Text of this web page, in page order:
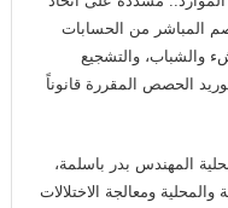
المباشر من الحسابات
والشباب، والتشجيع
الحصص المقررة قانوناً
المهندس بدر باسلمة،
ومعالجة الاختلالات